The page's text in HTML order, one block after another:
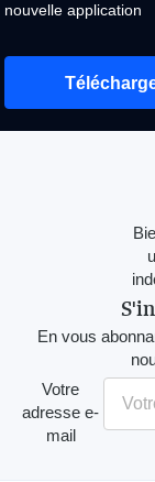
nouvelle application
En vous
Votre
adresse e-
mail